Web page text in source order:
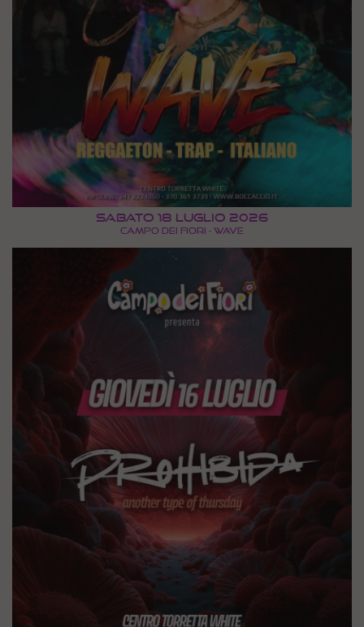
Sabato 18 Luglio 2026
CAMPO DEI FIORI - WAVE